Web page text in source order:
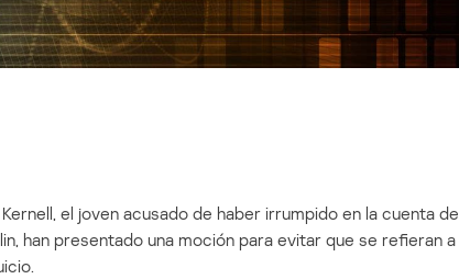
el joven acusado de haber irrumpido en la cuenta de
han presentado una moción para evitar que se refieran a